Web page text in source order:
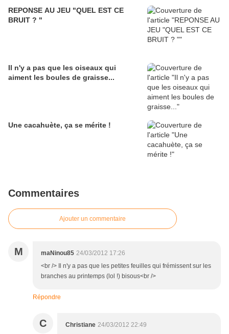
REPONSE AU JEU "QUEL EST CE
BRUIT ? "
Il n'y a pas que les oiseaux qui
aiment les boules de graisse...
Une cacahuète, ça se mérite !
Commentaires
Ajouter un commentaire
M maNinou85 24/03/2012 17:26
<br /> Il n'y a pas que les petites feuilles qui frémissent sur les
branches au printemps (lol !) bisous<br />
Répondre
C Christiane 24/03/2012 22:49